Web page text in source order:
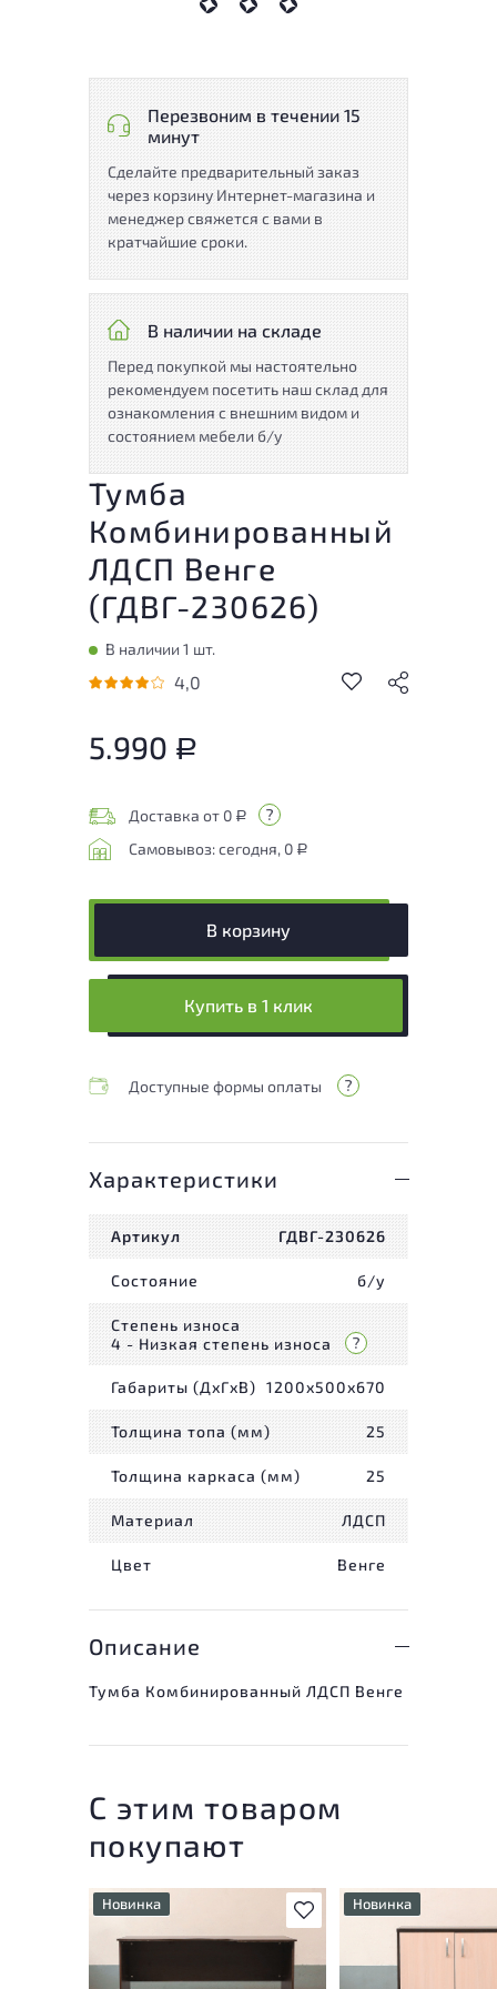
Перезвоним в течении 15
минут
Сделайте предварительный заказ
через корзину Интернет-магазина и
менеджер свяжется с вами в
кратчайшие сроки.
В наличии на складе
Перед покупкой мы настоятельно
рекомендуем посетить наш склад для
ознакомления с внешним видом и
состоянием мебели б/у
Тумба
Комбинированный
ЛДСП Венге
(ГДВГ-230626)
В наличии 1 шт.
4,0
5.990 Р
Доставка от 0 Р
Самовывоз: сегодня, 0 Р
В корзину
Купить в 1 клик
Доступные формы оплаты
Характеристики
Артикул ГДВГ-230626
Состояние б/у
Степень износа
4 - Низкая степень износа
Габариты (ДxГxВ) 1200x500x670
Толщина топа (мм) 25
Толщина каркаса (мм) 25
Материал ЛДСП
Цвет Венге
Описание
Тумба Комбинированный ЛДСП Венге
С этим товаром
покупают
В избранное
Новинка
У товара присутствуют
незначительные следы
эксплуатации, не влияющие
на удобство его
Новинка
У товара
незначительные
эксплуатации, не
на удобство его